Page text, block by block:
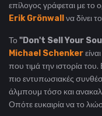
επίλογος γράφεται με το
Erik Grönwall να δίνει
Το "Don't Sell Your
Michael Schenker
που τιμά την ιστορία
πιο εντυπωσιακές
άλμπουμ τόσο και
Οπότε ευκαιρία να το